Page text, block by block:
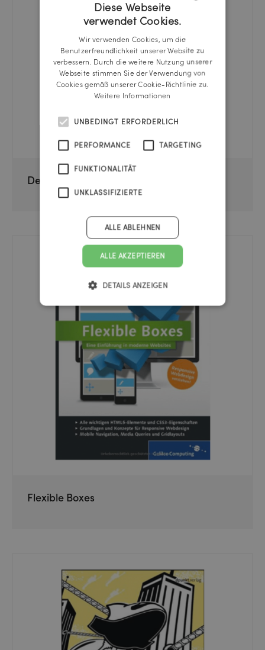
Der Webdesign-Praxisguide
Flexible Boxes
GERMAN
Diese Webseite
verwendet Cookies.
Wir verwenden Cookies, um die
Benutzerfreundlichkeit unserer Website zu
verbessern. Durch die weitere Nutzung unserer
Webseite stimmen Sie der Verwendung von
Cookies gemäß unserer Cookie-Richtlinie zu.
Weitere Informationen
UNBEDINGT ERFORDERLICH
PERFORMANCE TARGETING
FUNKTIONALITÄT
UNKLASSIFIZIERTE
ALLE AKZEPTIEREN
ALLE ABLEHNEN
DETAILS ANZEIGEN